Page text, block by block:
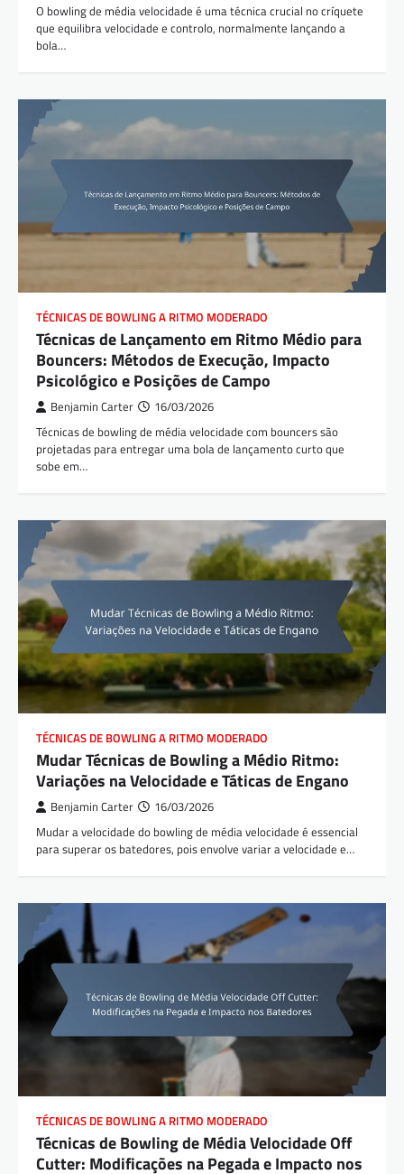
O bowling de média velocidade é uma técnica crucial no críquete
que equilibra velocidade e controlo, normalmente lançando a
bola…
TÉCNICAS DE BOWLING A RITMO MODERADO
Técnicas de Lançamento em Ritmo Médio para
Bouncers: Métodos de Execução, Impacto
Psicológico e Posições de Campo
Benjamin Carter 16/03/2026
Técnicas de bowling de média velocidade com bouncers são
projetadas para entregar uma bola de lançamento curto que
sobe em…
TÉCNICAS DE BOWLING A RITMO MODERADO
Mudar Técnicas de Bowling a Médio Ritmo:
Variações na Velocidade e Táticas de Engano
Benjamin Carter 16/03/2026
Mudar a velocidade do bowling de média velocidade é essencial
para superar os batedores, pois envolve variar a velocidade e…
TÉCNICAS DE BOWLING A RITMO MODERADO
Técnicas de Bowling de Média Velocidade Off
Cutter: Modificações na Pegada e Impacto nos